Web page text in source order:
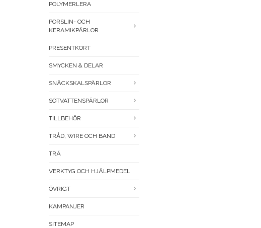
POLYMERLERA
PORSLIN- OCH
KERAMIKPÄRLOR
PRESENTKORT
SMYCKEN & DELAR
SNÄCKSKALSPÄRLOR
SÖTVATTENSPÄRLOR
TILLBEHÖR
TRÅD, WIRE OCH BAND
TRÄ
VERKTYG OCH HJÄLPMEDEL
ÖVRIGT
KAMPANJER
SITEMAP